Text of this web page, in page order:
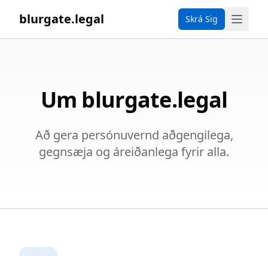
blurgate.legal Skrá Sig
Um blurgate.legal
Að gera persónuvernd aðgengilega,
gegnsæja og áreiðanlega fyrir alla.